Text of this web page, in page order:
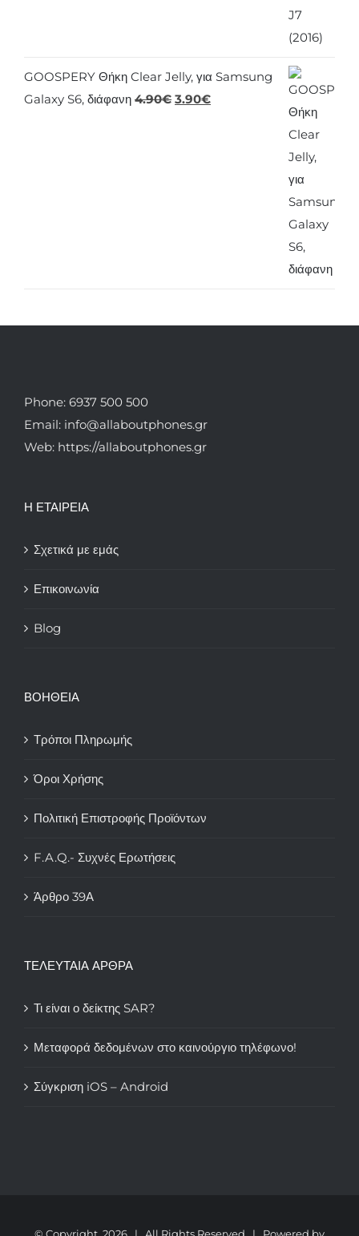
GOOSPERY Θήκη Clear Jelly, για Samsung
Galaxy S6, διάφανη 4.90€ Original
3.90€Η
Phone: 6937 500 500
Email: info@allaboutphones.gr
Web: https://allaboutphones.gr
Η ΕΤΑΙΡΕΙΑ
Σχετικά με εμάς
Επικοινωνία
Blog
ΒΟΗΘΕΙΑ
Τρόποι Πληρωμής
Όροι Χρήσης
Πολιτική Επιστροφής Προϊόντων
F.A.Q.- Συχνές Ερωτήσεις
Άρθρο 39Α
ΤΕΛΕΥΤΑΙΑ ΑΡΘΡΑ
Τι είναι ο δείκτης SAR?
Μεταφορά δεδομένων στο καινούργιο τηλέφωνο!
Σύγκριση iOS – Android
© Copyright 2026 | All Rights Reserved | Powered by